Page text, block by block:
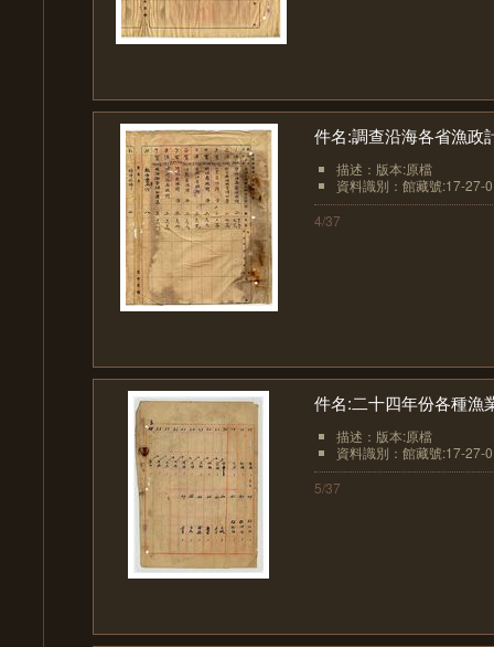
件名:調查沿海各省漁政
描述：版本:原檔
資料識別：館藏號:17-27-
4/37
件名:二十四年份各種漁
描述：版本:原檔
資料識別：館藏號:17-27-
5/37